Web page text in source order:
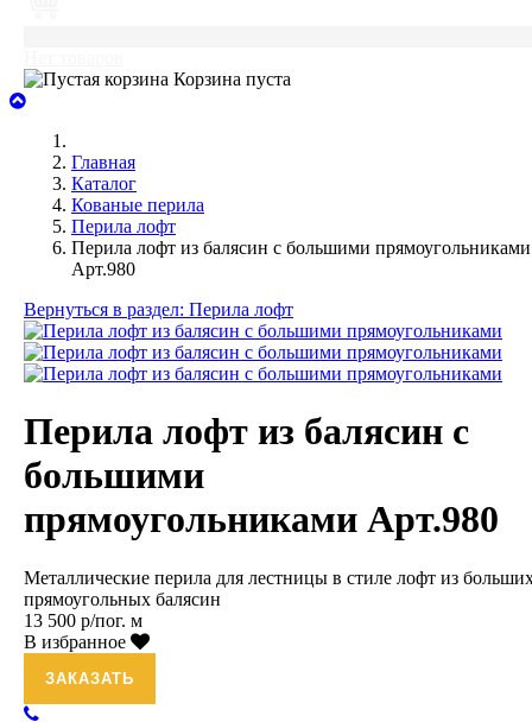
Корзина пуста
Главная
Каталог
Кованые перила
Перила лофт
Перила лофт из балясин с большими прямоугольниками
Арт.980
Вернуться в раздел: Перила лофт
Перила лофт из балясин с
большими
прямоугольниками Арт.980
Металлические перила для лестницы в стиле лофт из
прямоугольных балясин
13 500 р/пог. м
В избранное
ЗАКАЗАТЬ